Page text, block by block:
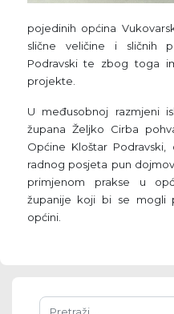
pojedinih općina
slične veličine i sličnih
Podravski te zbog toga
projekte.
U međusobnoj razmjeni
župana Željko Cirba
Općine Kloštar
radnog posjeta pun
primjenom prakse u
županije koji bi se mogli
općini.